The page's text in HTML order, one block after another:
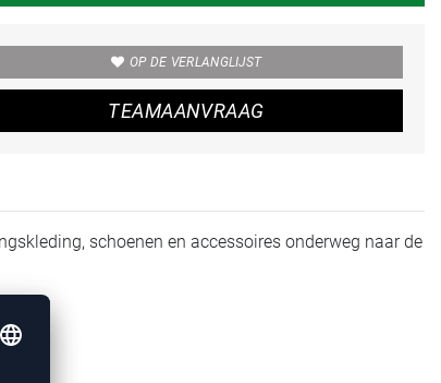
OP DE VERLANGLIJST
TEAMAANVRAAG
schoenen en accessoires onderweg naar de